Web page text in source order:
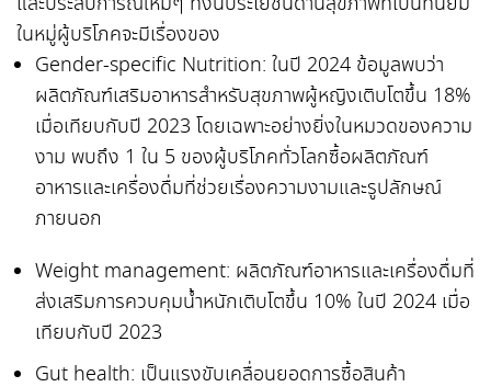
ในหมู่ผู้บริโภคจะมีเรื่องของ
Gender-specific Nutrition: ในปี 2024 ข้อมูลพบว่า
ผลิตภัณฑ์เสริมอาหารสำหรับสุขภาพผู้หญิงเติบโตขึ้น 18%
เมื่อเทียบกับปี 2023 โดยเฉพาะอย่างยิ่งในหมวดของความ
งาม พบถึง 1 ใน 5 ของผู้บริโภคทั่วโลกซื้อผลิตภัณฑ์
อาหารและเครื่องดื่มที่ช่วยเรื่องความงามและรูปลักษณ์
ภายนอก
Weight management: ผลิตภัณฑ์อาหารและเครื่องดื่มที่
ส่งเสริมการควบคุมน้ำหนักเติบโตขึ้น 10% ในปี 2024 เมื่อ
เทียบกับปี 2023
Gut health: เป็นแรงขับเคลื่อนยอดการซื้อสินค้า